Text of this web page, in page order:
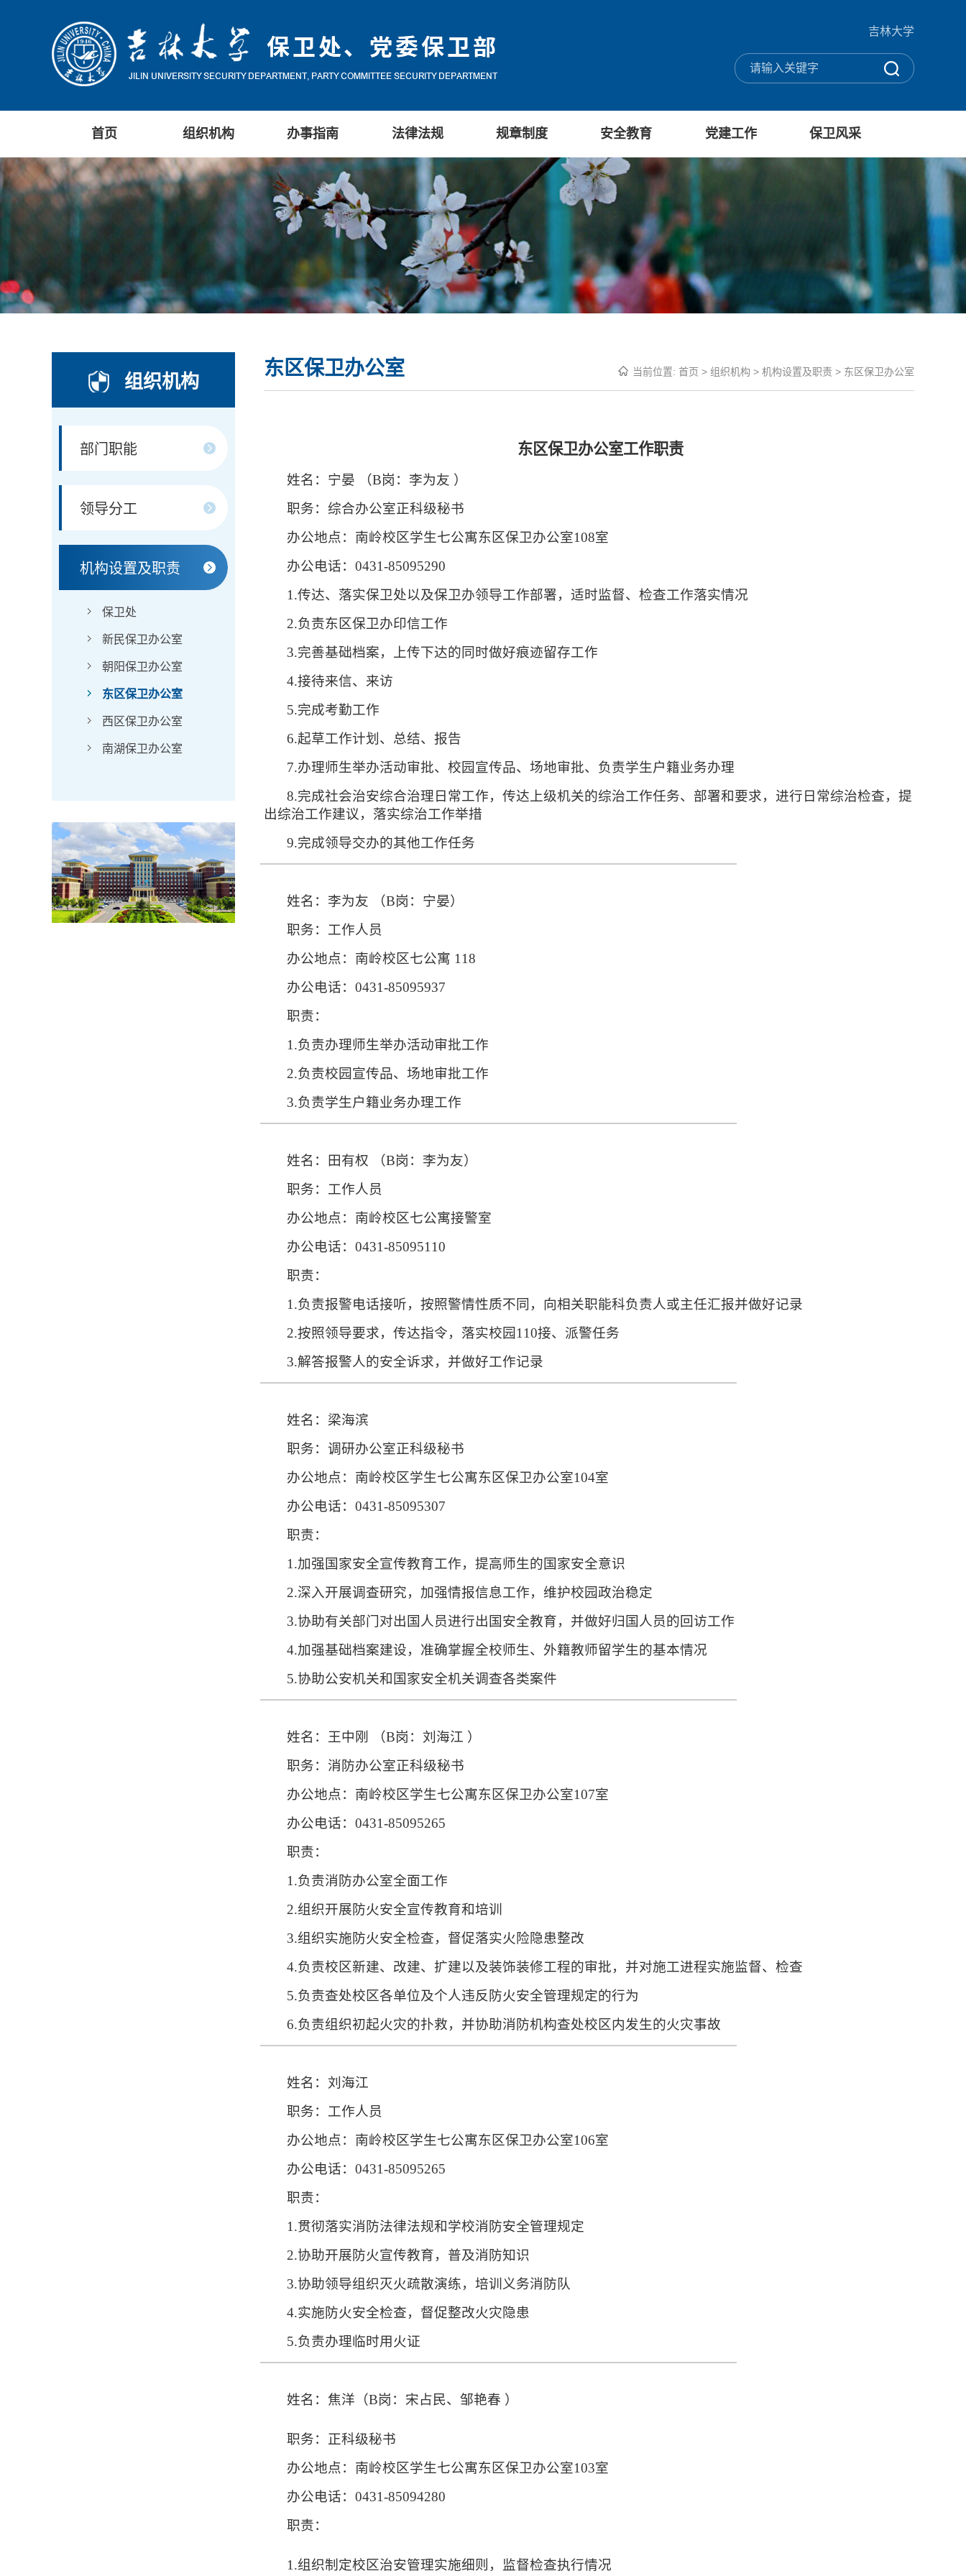
吉林大学
首页 组织机构 办事指南 法律法规 规章制度 安全教育 党建工作 保卫风采
组织机构
部门职能
领导分工
机构设置及职责
保卫处
新民保卫办公室
朝阳保卫办公室
东区保卫办公室
西区保卫办公室
南湖保卫办公室
东区保卫办公室 当前位置: 首页 > 组织机构 > 机构设置及职责 > 东区保卫办公室
东区保卫办公室工作职责
姓名：宁晏 （B岗：李为友 ）
职务：综合办公室正科级秘书
办公地点：南岭校区学生七公寓东区保卫办公室108室
办公电话：0431-85095290
1.传达、落实保卫处以及保卫办领导工作部署，适时监督、检查工作落实情况
2.负责东区保卫办印信工作
3.完善基础档案，上传下达的同时做好痕迹留存工作
4.接待来信、来访
5.完成考勤工作
6.起草工作计划、总结、报告
7.办理师生举办活动审批、校园宣传品、场地审批、负责学生户籍业务办理
8.完成社会治安综合治理日常工作，传达上级机关的综治工作任务、部署和要求，进行日常综治检查，提
出综治工作建议，落实综治工作举措
9.完成领导交办的其他工作任务
姓名：李为友 （B岗：宁晏）
职务：工作人员
办公地点： 南岭校区七公寓 118
办公电话：0431-85095937
职责：
1.负责办理师生举办活动审批工作
2.负责校园宣传品、场地审批工作
3.负责学生户籍业务办理工作
姓名：田有权 （B岗：李为友）
职务：工作人员
办公地点： 南岭校区七公寓接警室
办公电话：0431-85095110
职责：
1.负责报警电话接听，按照警情性质不同，向相关职能科负责人或主任汇报并做好记录
2.按照领导要求，传达指令，落实校园110接、派警任务
3.解答报警人的安全诉求，并做好工作记录
姓名：梁海滨
职务：调研办公室正科级秘书
办公地点：南岭校区学生七公寓东区保卫办公室104室
办公电话：0431-85095307
职责：
1.加强国家安全宣传教育工作，提高师生的国家安全意识
2.深入开展调查研究，加强情报信息工作，维护校园政治稳定
3.协助有关部门对出国人员进行出国安全教育，并做好归国人员的回访工作
4.加强基础档案建设，准确掌握全校师生、外籍教师留学生的基本情况
5.协助公安机关和国家安全机关调查各类案件
姓名：王中刚 （B岗：刘海江 ）
职务：消防办公室正科级秘书
办公地点：南岭校区学生七公寓东区保卫办公室107室
办公电话：0431-85095265
职责：
1.负责消防办公室全面工作
2.组织开展防火安全宣传教育和培训
3.组织实施防火安全检查，督促落实火险隐患整改
4.负责校区新建、改建、扩建以及装饰装修工程的审批，并对施工进程实施监督、检查
5.负责查处校区各单位及个人违反防火安全管理规定的行为
6.负责组织初起火灾的扑救，并协助消防机构查处校区内发生的火灾事故
姓名：刘海江
职务：工作人员
办公地点：南岭校区学生七公寓东区保卫办公室106室
办公电话：0431-85095265
职责：
1.贯彻落实消防法律法规和学校消防安全管理规定
2.协助开展防火宣传教育，普及消防知识
3.协助领导组织灭火疏散演练，培训义务消防队
4.实施防火安全检查，督促整改火灾隐患
5.负责办理临时用火证
姓名：焦洋（B岗：宋占民、邹艳春 ）
职务：正科级秘书
办公地点：南岭校区学生七公寓东区保卫办公室103室
办公电话：0431-85094280
职责：
1.组织制定校区治安管理实施细则，监督检查执行情况